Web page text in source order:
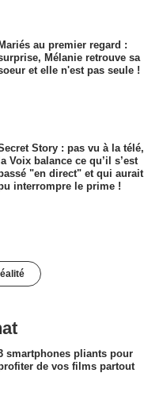
Mariés au premier regard :
Mélanie retrouve sa
et elle n'est pas seule !
Story : pas vu à la télé,
la Voix balance ce qu’il s’est
"en direct" et qui aurait
interrompre le prime !
smartphones pliants pour
de vos films partout